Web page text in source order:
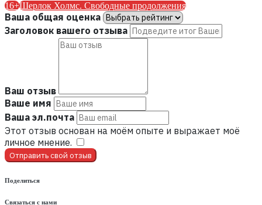
16+Шерлок Холмс. Свободные продолжения
Ваша общая оценка
Заголовок вашего отзыва
Ваш отзыв
Ваше имя
Ваша эл.почта
Этот отзыв основан на моём опыте и выражает моё
личное мнение.
Отправить свой отзыв
Поделиться
Связаться с нами